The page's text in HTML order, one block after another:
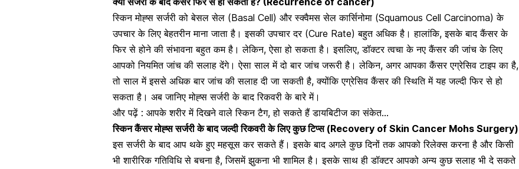
स्किन मोह्ससर्जरी को बेसल सेल (Basal Cell) और स्क्वैमस सेल कार्सिनोमा (Squamous Cell Carcinoma) के
उपचार के लिए बेहतरीन माना जाता है। इसकी उपचार दर (Cure Rate) बहुत अधिक है। हालांकि, इसके बाद कैंसर के
फिर से होने की संभावना बहुत कम है। लेकिन, ऐसा हो सकता है। इसलिए, डॉक्टरत्वचा के नए कैंसर की जांच के लिए
आपको नियमित जांच की सलाह देंगे। ऐसा साल में दो बार जांच जरूरी है। लेकिन, अगर आपका कैंसर एग्रेसिव टाइप का है,
तो साल में इससे अधिक बार जांच की सलाह दी जा सकती है, क्योंकि एग्रेसिव कैंसर की स्थिति में यह जल्दी फिर से हो
सकता है। अब जानिए मोह्स सर्जरी के बाद रिकवरी के बारे में।
और पढ़ें : आपके शरीर में दिखने वाले स्किन टैग, हो सकते हैं डायबिटीज का संकेत…
स्किन कैंसर मोह्स सर्जरी के बाद जल्दी रिकवरी के लिए कुछ टिप्स (Recovery of Skin Cancer Mohs Surgery)
इस सर्जरी के बाद आप थके हुए महसूस कर सकते हैं। इसके बाद अगले कुछ दिनों तक आपको रिलेक्स करना है और किसी
भी शारीरिक गतिविधि से बचना है, जिसमें झुकना भी शामिल है। इसके साथ ही डॉक्टर आपको अन्य कुछ सलाह भी दे सकते